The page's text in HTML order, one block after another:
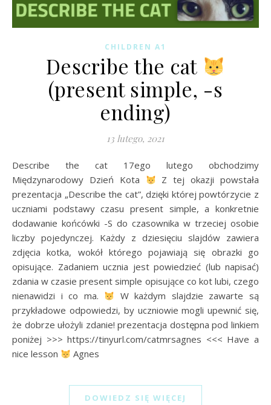
CHILDREN A1
Describe the cat
(present simple, -s
ending)
13 lutego, 2021
Describe the cat 17ego lutego obchodzimy
Międzynarodowy Dzień Kota
Z tej okazji powstała
prezentacja „Describe the cat”, dzięki której powtórzycie z
uczniami podstawy czasu present simple, a konkretnie
dodawanie końcówki -S do czasownika w trzeciej osobie
liczby pojedynczej. Każdy z dziesięciu slajdów zawiera
zdjęcia kotka, wokół którego pojawiają się obrazki go
opisujące. Zadaniem ucznia jest powiedzieć (lub napisać)
zdania w czasie present simple opisujące co kot lubi, czego
nienawidzi i co ma.
W każdym slajdzie zawarte są
przykładowe odpowiedzi, by uczniowie mogli upewnić się,
że dobrze ułożyli zdanie! prezentacja dostępna pod linkiem
poniżej >>> https://tinyurl.com/catmrsagnes <<< Have a
nice lesson
Agnes
DOWIEDZ SIĘ WIĘCEJ